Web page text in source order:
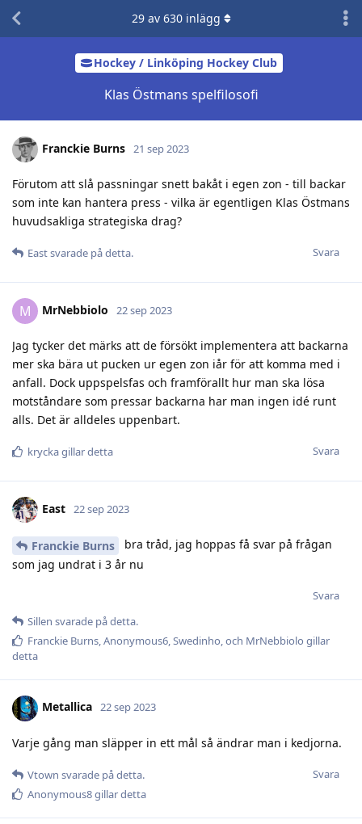
Hockey / Linköping Hockey Club
Klas Östmans spelfilosofi
29av 630inlägg
Franckie Burns 21 sep 2023
Förutom att slå passningar snett bakåt i egen zon - till backar
som inte kan hantera press - vilka är egentligen Klas Östmans
huvudsakliga strategiska drag?
Svara
Eastsvarade på detta.
M MrNebbiolo 22 sep 2023
Jag tycker det märks att de försökt implementera att backarna
mer ska bära ut pucken ur egen zon iår för att komma med i
anfall. Dock uppspelsfas och framförallt hur man ska lösa
motståndare som pressar backarna har man ingen idé runt
alls. Det är alldeles uppenbart.
Svara
kryckagillar detta
East 22 sep 2023
Franckie Burns
bra tråd, jag hoppas få svar på frågan
som jag undrat i 3 år nu
Svara
Sillen svarade på detta.
Franckie Burns Anonymous6 Swedinho , och MrNebbiolo gillar
detta
Metallica 22 sep 2023
Varje gång man släpper in ett mål så ändrar man i kedjorna.
Svara
Vtown svarade på detta.
Anonymous8gillar detta